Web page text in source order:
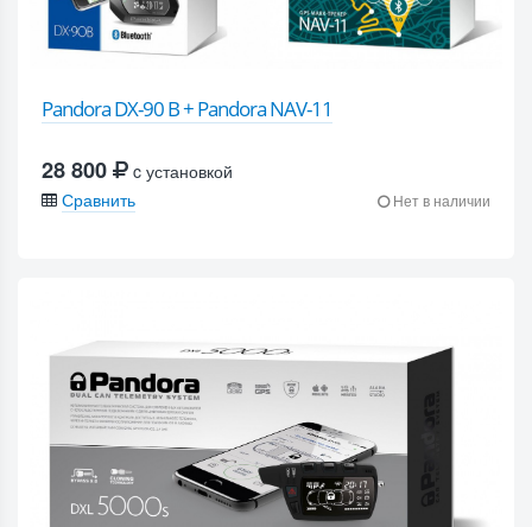
Pandora DX-90 B + Pandora NAV-11
28 800
c установкой
Сравнить
Нет в наличии